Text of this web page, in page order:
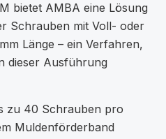
bietet AMBA eine Lösung
Schrauben mit Voll- oder
Länge – ein Verfahren,
dieser Ausführung
zu 40 Schrauben pro
Muldenförderband